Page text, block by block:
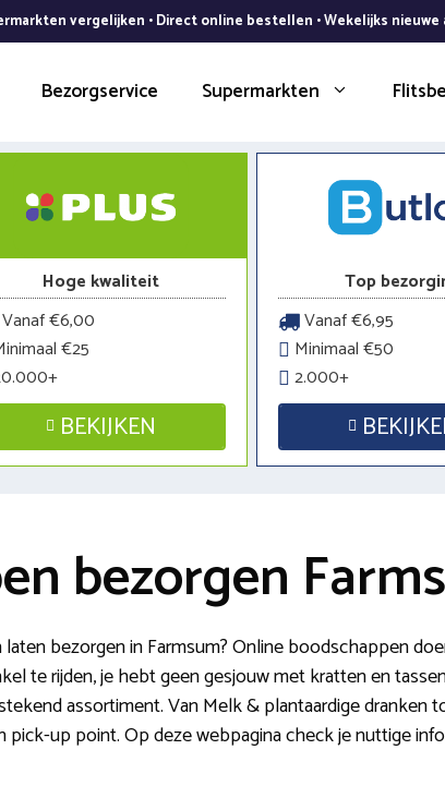
vergelijken • Direct online bestellen • Wekelijks nieuwe
Bezorgservice Supermarkten
Hoge kwaliteit
Vanaf €6,00
€25
BEKIJKEN
Top
Vanaf €6,95
Minimaal €50
2.000+
bezorgen
bezorgen in Farmsum? Online boodschappen
te rijden, je hebt geen gesjouw met kratten en
assortiment. Van Melk & plantaardige dranken
pick-up point. Op deze webpagina check je nuttige